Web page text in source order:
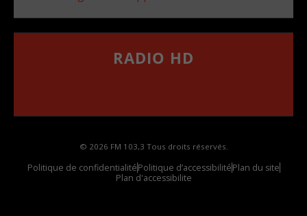
RADIO HD
© 2026 FM 103,3 Tous droits réservés.
Politique de confidentialitéPolitique d’accessibilitéPlan du site
Plan d'accessibilite